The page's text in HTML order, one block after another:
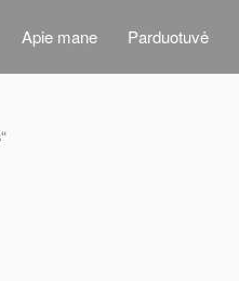
Apie mane Parduotuvė